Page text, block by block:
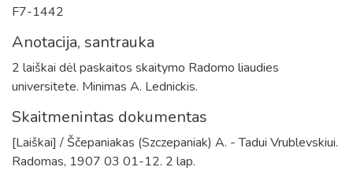
F7-1442
Anotacija, santrauka
2 laiškai dėl paskaitos skaitymo Radomo liaudies
universitete. Minimas A. Lednickis.
Skaitmenintas dokumentas
[Laiškai] / Ščepaniakas (Szczepaniak) A. - Tadui Vrublevskiui.
Radomas, 1907 03 01-12. 2 lap.